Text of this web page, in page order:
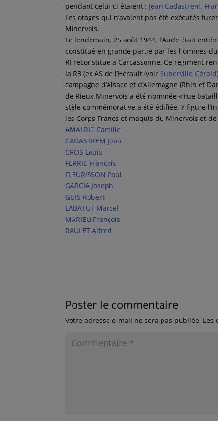
pendant celui-ci étaient : Jean Cadastrem,
Les otages qui n’avaient pas été exécutés
Minervois.
Le lendemain, 25 août 1944, l’Aude était
constitué en grande partie par les hommes
RI reconstitué à Carcassonne. Ce régiment
la R3 (ex AS de l’Hérault (voir Suberville Gérald
campagne d’Alsace et d’Allemagne (Rhin et
de Rieux-Minervois a été nommée « rue
stèle commémorative a été édifiée. Y figure
les Corps Francs et maquis du Minervois et
AMALRIC Camille
CADASTREM Jean
CROS Louis
FERRIÉ François
FLEURISSON Paul
GARCIA Joseph
GUIS Robert
LABATUT Marcel
MARIEU François
RAULET Alfred
Poster le commentaire
Votre adresse e-mail ne sera pas publiée. Les